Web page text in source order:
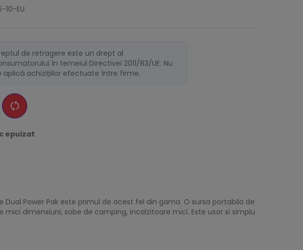
10-EU
de retragere este un drept al
în temeiul Directivei 2011/83/UE. Nu
aplică achizițiilor efectuate între firme.
epuizat
Power Pak este primul de acest fel din gama. O sursa portabila de
dimensiuni, sobe de camping, incalzitoare mici. Este usor si simplu